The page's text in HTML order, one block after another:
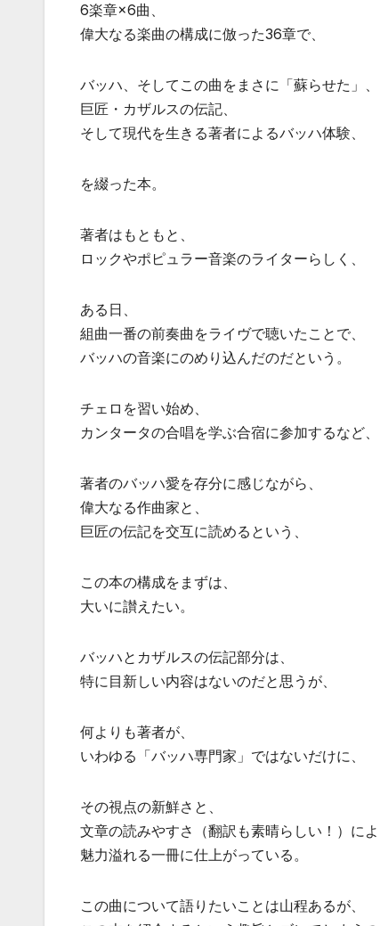
6楽章×6曲、
偉大なる楽曲の構成に倣った36章で、
バッハ、そしてこの曲をまさに「蘇らせた」、
巨匠・カザルスの伝記、
そして現代を生きる著者によるバッハ体験、
を綴った本。
著者はもともと、
ロックやポピュラー音楽のライターらしく、
ある日、
組曲一番の前奏曲をライヴで聴いたことで、
バッハの音楽にのめり込んだのだという。
チェロを習い始め、
カンタータの合唱を学ぶ合宿に参加するなど、
著者のバッハ愛を存分に感じながら、
偉大なる作曲家と、
巨匠の伝記を交互に読めるという、
この本の構成をまずは、
大いに讃えたい。
バッハとカザルスの伝記部分は、
特に目新しい内容はないのだと思うが、
何よりも著者が、
いわゆる「バッハ専門家」ではないだけに、
その視点の新鮮さと、
文章の読みやすさ（翻訳も素晴らしい！）によ
魅力溢れる一冊に仕上がっている。
この曲について語りたいことは山程あるが、